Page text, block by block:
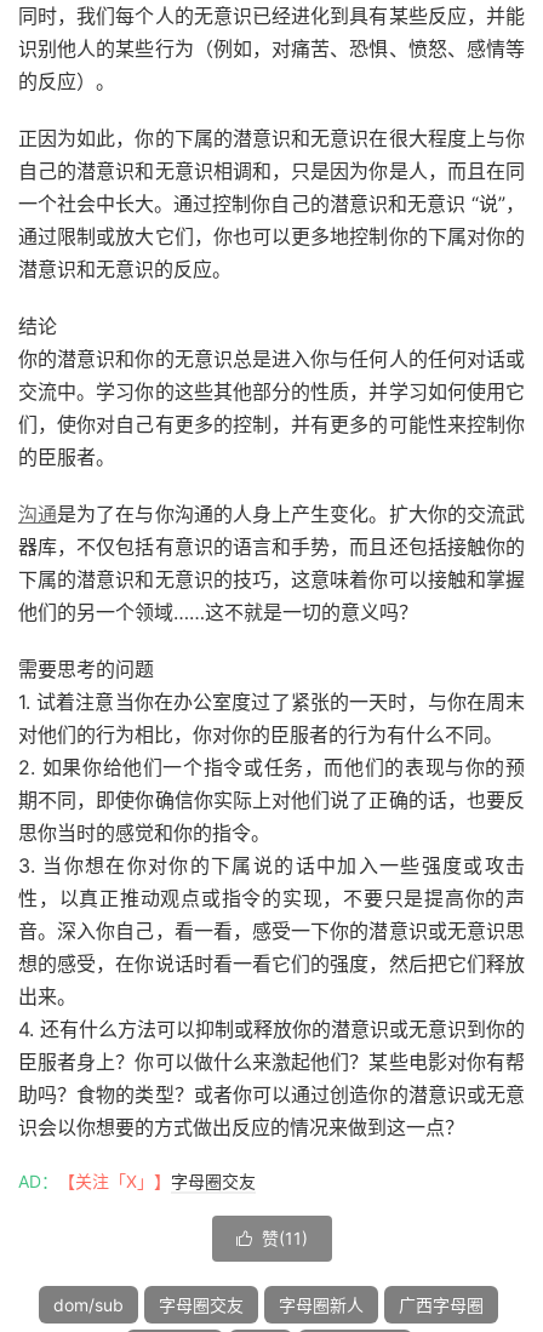
同时，我们每个人的无意识已经进化到具有某些反应，并能
识别他人的某些行为（例如，对痛苦、恐惧、愤怒、感情等
的反应）。
正因为如此，你的下属的潜意识和无意识在很大程度上与你
自己的潜意识和无意识相调和，只是因为你是人，而且在同
一个社会中长大。通过控制你自己的潜意识和无意识 “说”，
通过限制或放大它们，你也可以更多地控制你的下属对你的
潜意识和无意识的反应。
结论
你的潜意识和你的无意识总是进入你与任何人的任何对话或
交流中。学习你的这些其他部分的性质，并学习如何使用它
们，使你对自己有更多的控制，并有更多的可能性来控制你
的臣服者。
沟通是为了在与你沟通的人身上产生变化。扩大你的交流武
器库，不仅包括有意识的语言和手势，而且还包括接触你的
下属的潜意识和无意识的技巧，这意味着你可以接触和掌握
他们的另一个领域……这不就是一切的意义吗？
需要思考的问题
1. 试着注意当你在办公室度过了紧张的一天时，与你在周末
对他们的行为相比，你对你的臣服者的行为有什么不同。
2. 如果你给他们一个指令或任务，而他们的表现与你的预
期不同，即使你确信你实际上对他们说了正确的话，也要反
思你当时的感觉和你的指令。
3. 当你想在你对你的下属说的话中加入一些强度或攻击
性，以真正推动观点或指令的实现，不要只是提高你的声
音。深入你自己，看一看，感受一下你的潜意识或无意识思
想的感受，在你说话时看一看它们的强度，然后把它们释放
出来。
4. 还有什么方法可以抑制或释放你的潜意识或无意识到你的
臣服者身上？你可以做什么来激起他们？某些电影对你有帮
助吗？食物的类型？或者你可以通过创造你的潜意识或无意
识会以你想要的方式做出反应的情况来做到这一点？
AD： 【关注「X」】 字母圈交友
 赞(11)
dom/sub 字母圈交友 字母圈新人 广西字母圈